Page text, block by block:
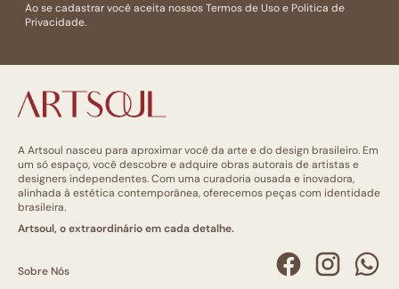
Ao se cadastrar você aceita nossosTermos de Usoe Politica de
Privacidade.
A Artsoul nasceu para aproximar você da arte e do design brasileiro. Em
um só espaço, você descobre e adquire obras autorais de artistas e
designers independentes. Com uma curadoria ousada e inovadora,
alinhada à estética contemporânea, oferecemos peças com identidade
brasileira.
Artsoul, o extraordinário em cada detalhe.
Sobre Nós